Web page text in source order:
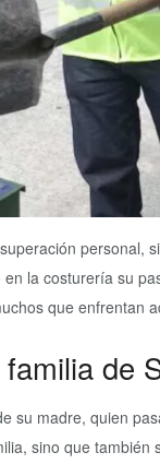
personal,
la costurería su
que enfrentan
de
su madre, quien
sino que